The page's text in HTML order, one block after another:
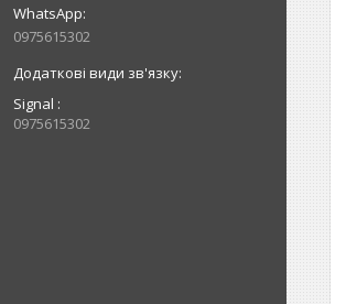
0975615302
Signal
0975615302